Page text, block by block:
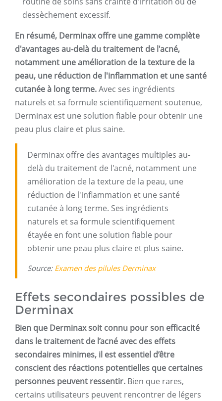
dessèchement excessif.
En résumé, Derminax offre une gamme complète
d'avantages au-delà du traitement de l'acné,
notamment une amélioration de la texture de la
peau, une réduction de l'inflammation et une santé
cutanée à long terme.Avec ses ingrédients
naturels et sa formule scientifiquement soutenue,
Derminax est une solution fiable pour obtenir une
peau plus claire et plus saine.
Derminax offre des avantages multiples au-
delà du traitement de l'acné, notamment une
amélioration de la texture de la peau, une
réduction de l'inflammation et une santé
cutanée à long terme. Ses ingrédients
naturels et sa formule scientifiquement
étayée en font une solution fiable pour
obtenir une peau plus claire et plus saine.
Source: Examen des pilules Derminax
Effets secondaires possibles de
Derminax
Bien que Derminax soit connu pour son efficacité
dans le traitement de l’acné avec des effets
secondaires minimes, il est essentiel d’être
conscient des réactions potentielles que certaines
personnes peuvent ressentir. Bien que rares,
certains utilisateurs peuvent rencontrer de légers